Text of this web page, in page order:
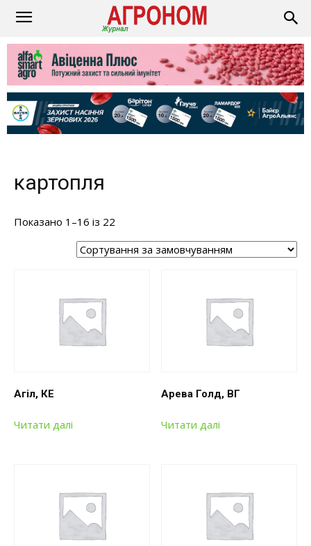
картопля
Показано 1–16 із 22
Агіл, КЕ
Читати далі
Арева Голд, ВГ
Читати далі